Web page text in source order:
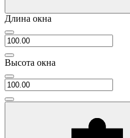
Длина окна
Высота окна